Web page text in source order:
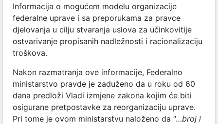
Informacija o mogućem modelu organizacije
federalne uprave i sa preporukama za pravce
djelovanja u cilju stvaranja uslova za učinkovitije
ostvarivanje propisanih nadležnosti i racionalizaciju
troškova.
Nakon razmatranja ove informacije, Federalno
ministarstvo pravde je zaduženo da u roku od 60
dana predloži Vladi izmjene zakona kojim će biti
osigurane pretpostavke za reorganizaciju uprave.
Pri tome je ovom ministarstvu naloženo da “…broj i